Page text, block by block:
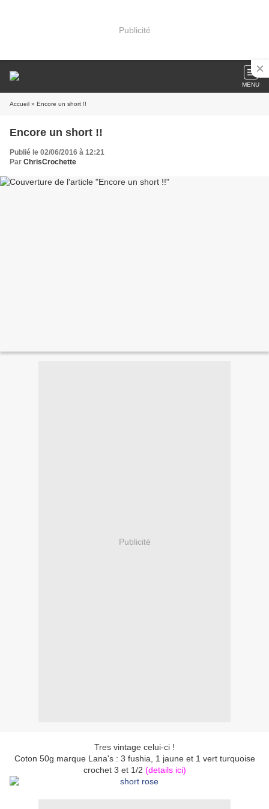
Publicité
MENU
Accueil » Encore un short !!
Encore un short !!
Publié le 02/06/2016 à 12:21
Par ChrisCrochette
Publicité
Tres vintage celui-ci !
Coton 50g marque Lana's : 3 fushia, 1 jaune et 1 vert turquoise
crochet 3 et 1/2 (details ici)